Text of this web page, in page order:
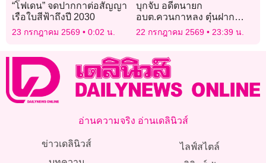
“โฟเดน” จดปากกาต่อสัญญา
เรือใบสีฟ้าถึงปี 2030
23 กรกฎาคม 2569 0:02 น.
บุกจับ อดีตนายก
อบต.ควนกาหลง ตุ๋นฝาก
ราชการ หอบเงินล้านหนี
กบดานโคราช
22 กรกฎาคม 2569 23:39 น.
อ่านความจริง อ่านเดลินิวส์
ข่าวเดลินิวส์
ไลฟ์สไตล์